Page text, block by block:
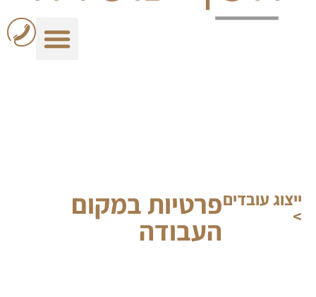
ייצוג עובדים
> פרטיות במקום
העבודה